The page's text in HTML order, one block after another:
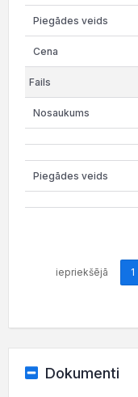
iepriekšējā 1
Dokumenti